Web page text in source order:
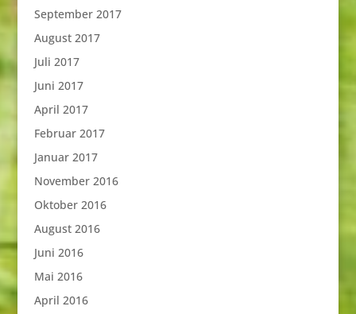
September 2017
August 2017
Juli 2017
Juni 2017
April 2017
Februar 2017
Januar 2017
November 2016
Oktober 2016
August 2016
Juni 2016
Mai 2016
April 2016